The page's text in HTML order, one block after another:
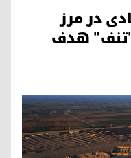
در مرز
"تنف" هدف